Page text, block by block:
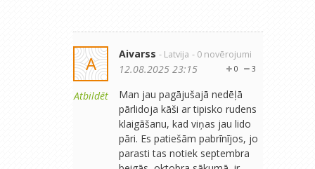
A
Atbildēt
Aivarss - Latvija - 0 novērojumi
3
0
12.08.2025 23:15
Man jau pagājušajā nedēļā
pārlidoja kāši ar tipisko rudens
klaigāšanu, kad viņas jau lido
pāri. Es patiešām pabrīnījos, jo
parasti tas notiek septembra